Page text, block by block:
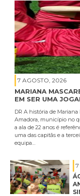
7 AGOSTO, 2026
MARIANA
EM SER UMA
DR A história de
Amadora, município no
a ala de 22 anos é
uma das capitãs e a
equipa…